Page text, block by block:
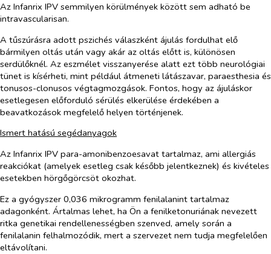
Az Infanrix IPV semmilyen körülmények között sem adható be
intravascularisan.
A tűszúrásra adott pszichés válaszként ájulás fordulhat elő
bármilyen oltás után vagy akár az oltás előtt is, különösen
serdülőknél. Az eszmélet visszanyerése alatt ezt több neurológiai
tünet is kísérheti, mint például átmeneti látászavar, paraesthesia és
tonusos-clonusos végtagmozgások. Fontos, hogy az ájuláskor
esetlegesen előforduló sérülés elkerülése érdekében a
beavatkozások megfelelő helyen történjenek.
Ismert hatású segédanyagok
Az Infanrix IPV para-amonibenzoesavat tartalmaz, ami allergiás
reakciókat (amelyek esetleg csak később jelentkeznek) és kivételes
esetekben hörgőgörcsöt okozhat.
Ez a gyógyszer 0,036 mikrogramm fenilalanint tartalmaz
adagonként. Ártalmas lehet, ha Ön a fenilketonuriának nevezett
ritka genetikai rendellenességben szenved, amely során a
fenilalanin felhalmozódik, mert a szervezet nem tudja megfelelően
eltávolítani.